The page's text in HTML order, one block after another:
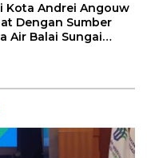
Kota Andrei Angouw
Dengan Sumber
Air Balai Sungai